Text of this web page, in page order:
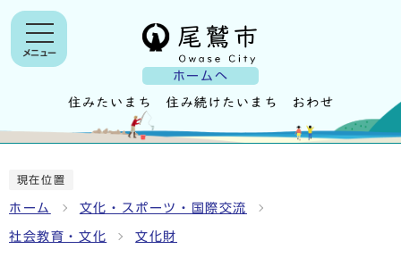
ホームへ
メニュー
現在位置
ホーム 文化・スポーツ・国際交流
社会教育・文化 文化財